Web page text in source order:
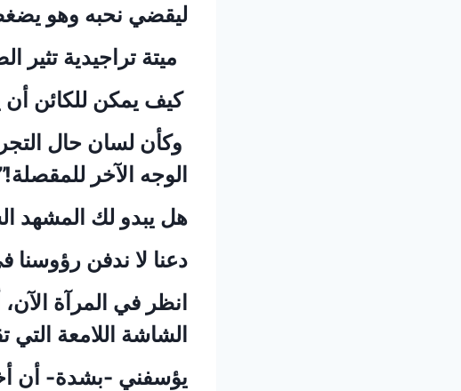
ليقضي نحبه وهو
ميتة تراجيدية تثير
كيف يمكن للكائن
وكأن لسان حال
الوجه الآخر
هل يبدو لك المشهد
دعنا لا ندفن رؤوسنا
انظر في المرآة
الشاشة اللامعة
يؤسفني -بشدة- أن